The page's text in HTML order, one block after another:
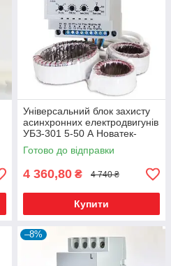
Універсальний блок захисту
асинхронних електродвигунів
УБЗ-301 5-50 А Новатек-
Електро
Готово до відправки
4 360,80 ₴ 4 740 ₴
Купити
–8%